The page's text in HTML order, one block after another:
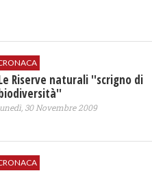
Riserve naturali ''scrigno di
30 Novembre 2009